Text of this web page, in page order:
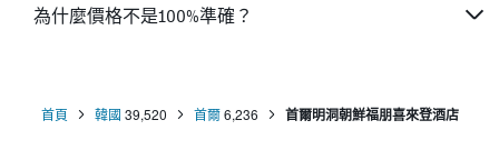
為什麼價格不是100%準確？
首頁 韓國 39,520 首爾 6,236 首爾明洞朝鮮福朋喜來登酒店